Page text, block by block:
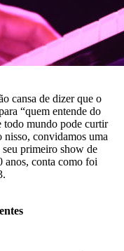
cansa de dizer que o
“quem entende do
todo mundo pode curtir
nisso, convidamos uma
primeiro show de
anos, conta como foi